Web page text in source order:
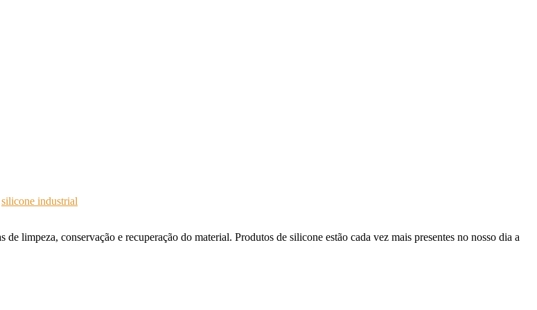
silicone industrial
limpeza, conservação e recuperação do material. Produtos de silicone estão cada vez mais presentes no nosso dia a